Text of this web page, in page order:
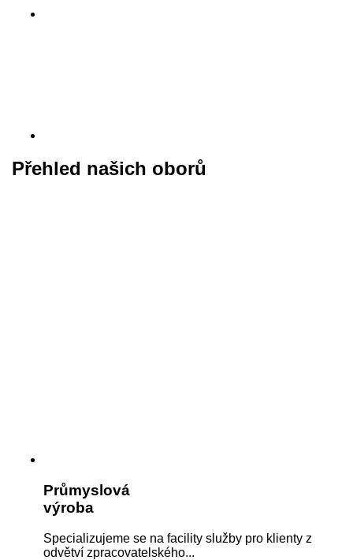
Přehled našich oborů
Průmyslová
výroba
Specializujeme se na facility služby pro klienty z
odvětví zpracovatelského...